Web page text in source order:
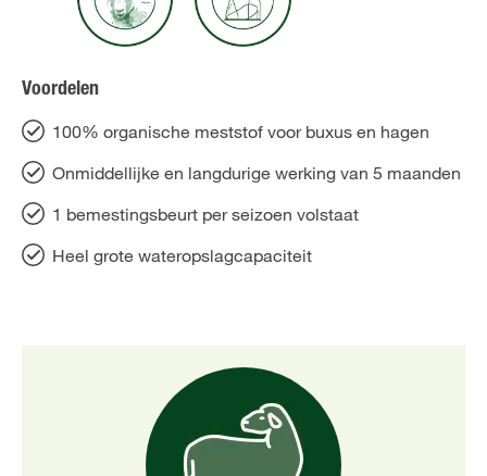
Voordelen
100% organische meststof voor buxus en hagen
Onmiddellijke en langdurige werking van 5 maanden
1 bemestingsbeurt per seizoen volstaat
Heel grote wateropslagcapaciteit